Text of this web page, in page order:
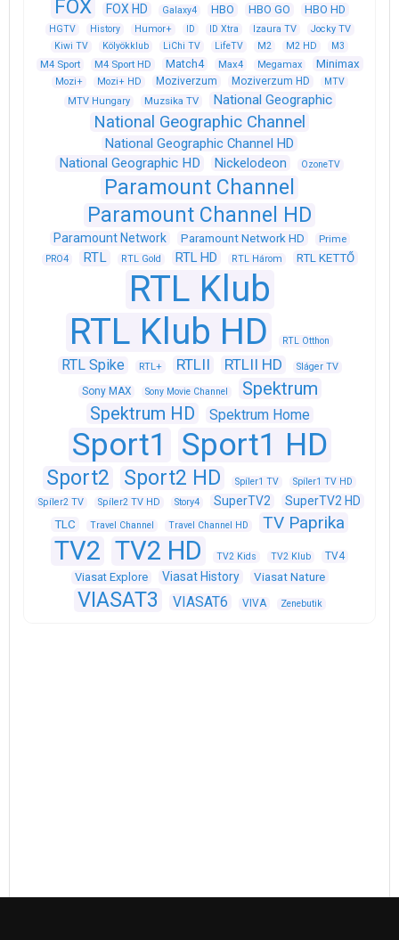
FOX FOX HD Galaxy4 HBO HBO GO HBO HD
HGTV History Humor+ ID ID Xtra Izaura TV
Jocky TV
Kiwi TV
Kölyökklub LiChi TV LifeTV M2 M2 HD M3
M4 Sport M4 Sport HD Match4 Max4 Megamax Minimax
Mozi+ Mozi+ HD Moziverzum Moziverzum HD
MTV
MTV Hungary
Muzsika TV National Geographic
National Geographic Channel
National Geographic Channel HD
National Geographic HD
Nickelodeon OzoneTV
Paramount Channel
Paramount Channel HD
Paramount Network Paramount Network HD Prime
PRO4 RTL RTL Gold RTL HD RTL Három RTL KETTŐ
RTL Klub
RTL Klub HD
RTL Otthon
RTL Spike RTL+ RTLII RTLII HD Sláger TV
Sony MAX Sony Movie Channel
Spektrum
Spektrum HD
Spektrum Home
Sport1 Sport1 HD
Sport2 Sport2 HD Spíler1 TV
Spíler1 TV HD
Spíler2 TV
Spíler2 TV HD Story4 SuperTV2 SuperTV2 HD
TLC Travel Channel Travel Channel HD TV Paprika
TV2 TV2 HD TV2 Kids TV2 Klub TV4
Viasat Explore Viasat History Viasat Nature
VIASAT3 VIASAT6 VIVA Zenebutik